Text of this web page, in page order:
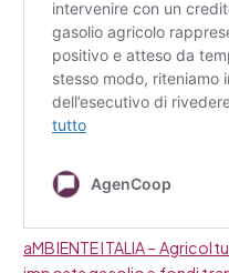
aMBIENTE ITALIA –